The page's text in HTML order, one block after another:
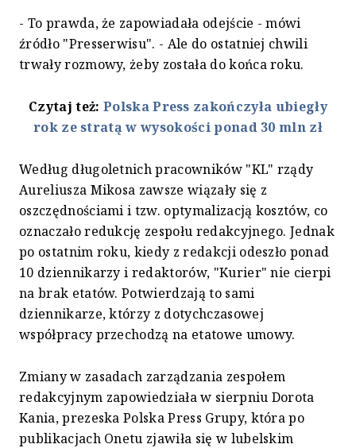
- To prawda, że zapowiadała odejście - mówi
źródło "Presserwisu". - Ale do ostatniej chwili
trwały rozmowy, żeby została do końca roku.
Czytaj też: Polska Press zakończyła ubiegły
rok ze stratą w wysokości ponad 30 mln zł
Według długoletnich pracowników "KL" rządy
Aureliusza Mikosa zawsze wiązały się z
oszczędnościami i tzw. optymalizacją kosztów, co
oznaczało redukcję zespołu redakcyjnego. Jednak
po ostatnim roku, kiedy z redakcji odeszło ponad
10 dziennikarzy i redaktorów, "Kurier" nie cierpi
na brak etatów. Potwierdzają to sami
dziennikarze, którzy z dotychczasowej
współpracy przechodzą na etatowe umowy.
Zmiany w zasadach zarządzania zespołem
redakcyjnym zapowiedziała w sierpniu Dorota
Kania, prezeska Polska Press Grupy, która po
publikacjach Onetu zjawiła się w lubelskim